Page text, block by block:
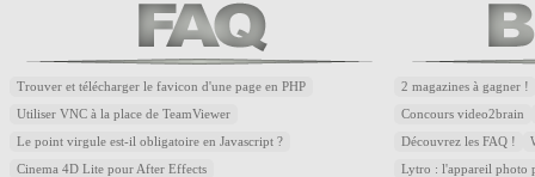
Trouver et télécharger le favicon d'une page en PHP
Utiliser VNC à la place de TeamViewer
Le point virgule est-il obligatoire en Javascript ?
Cinema 4D Lite pour After Effects
2 magazines à gagner !
Concours video2brain
Découvrez les FAQ !
Lytro : l'appareil photo